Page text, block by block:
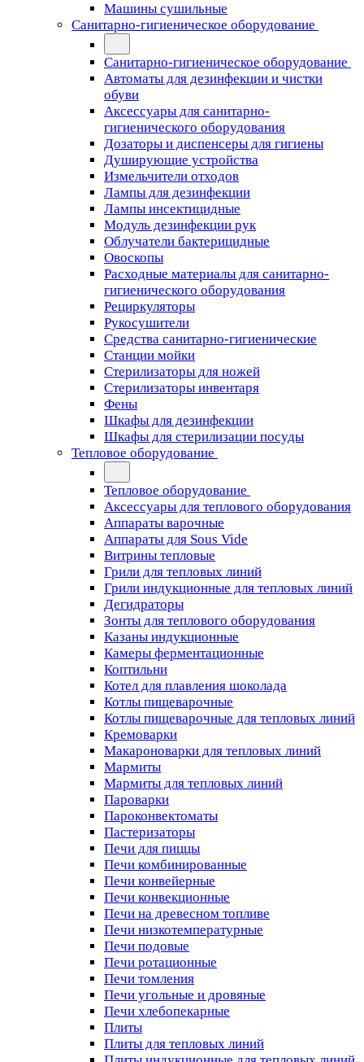
Машины сушильные
Санитарно-гигиеническое оборудование
Санитарно-гигиеническое оборудование
Автоматы для дезинфекции и чистки
обуви
Аксессуары для санитарно-
гигиенического оборудования
Дозаторы и диспенсеры для гигиены
Душирующие устройства
Измельчители отходов
Лампы для дезинфекции
Лампы инсектицидные
Модуль дезинфекции рук
Облучатели бактерицидные
Овоскопы
Расходные материалы для санитарно-
гигиенического оборудования
Рециркуляторы
Рукосушители
Средства санитарно-гигиенические
Станции мойки
Стерилизаторы для ножей
Стерилизаторы инвентаря
Фены
Шкафы для дезинфекции
Шкафы для стерилизации посуды
Тепловое оборудование
Тепловое оборудование
Аксессуары для теплового оборудования
Аппараты варочные
Аппараты для Sous Vide
Витрины тепловые
Грили для тепловых линий
Грили индукционные для тепловых линий
Дегидраторы
Зонты для теплового оборудования
Казаны индукционные
Камеры ферментационные
Коптильни
Котел для плавления шоколада
Котлы пищеварочные
Котлы пищеварочные для тепловых линий
Кремоварки
Макароноварки для тепловых линий
Мармиты
Мармиты для тепловых линий
Пароварки
Пароконвектоматы
Пастеризаторы
Печи для пиццы
Печи комбинированные
Печи конвейерные
Печи конвекционные
Печи на древесном топливе
Печи низкотемпературные
Печи подовые
Печи ротационные
Печи томления
Печи угольные и дровяные
Печи хлебопекарные
Плиты
Плиты для тепловых линий